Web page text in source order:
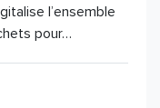
l’ensemble
pour…